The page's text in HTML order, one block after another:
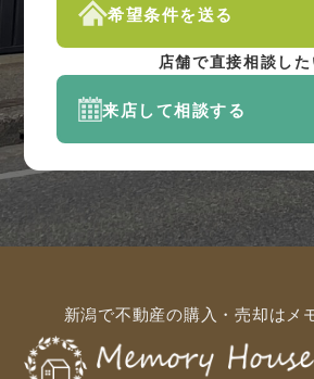
希望条件を送る
店舗で直接相談した
来店して相談する
新潟で不動産の購入・売却はメ